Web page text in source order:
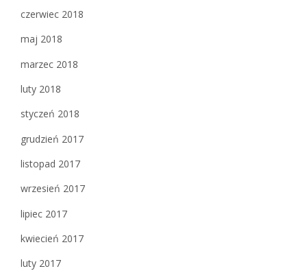
czerwiec 2018
maj 2018
marzec 2018
luty 2018
styczeń 2018
grudzień 2017
listopad 2017
wrzesień 2017
lipiec 2017
kwiecień 2017
luty 2017